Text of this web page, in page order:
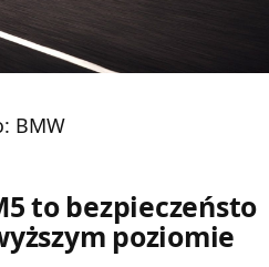
BMW
to bezpieczeństo
poziomie